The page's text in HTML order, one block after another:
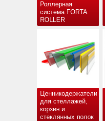
Роллерная
система FORTA
ROLLER
Ценникодержатели
для стеллажей,
корзин и
стеклянных полок